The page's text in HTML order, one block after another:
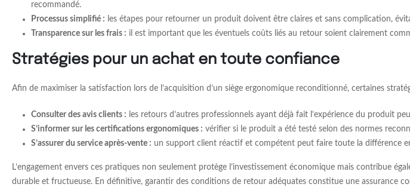
recommandé.
Processus simplifié : les étapes pour retourner un produit doivent être claires et sans complication,
Transparence sur les frais : il est important que les éventuels coûts liés au retour soient clairement
Stratégies pour un achat en toute confiance
Afin de maximiser la satisfaction lors de l’acquisition d’un siège ergonomique reconditionné, certaines
Consulter des avis clients : les retours d’autres professionnels ayant déjà fait l’expérience du produit
S’informer sur les certifications ergonomiques : vérifier si le produit a été testé selon des normes
S’assurer du service après-vente : un support client réactif et compétent peut faire toute la différence
L’engagement envers ces pratiques non seulement protège l’investissement économique mais contribue
durable et fructueuse. En définitive, garantir des conditions de retour adéquates constitue une assurance